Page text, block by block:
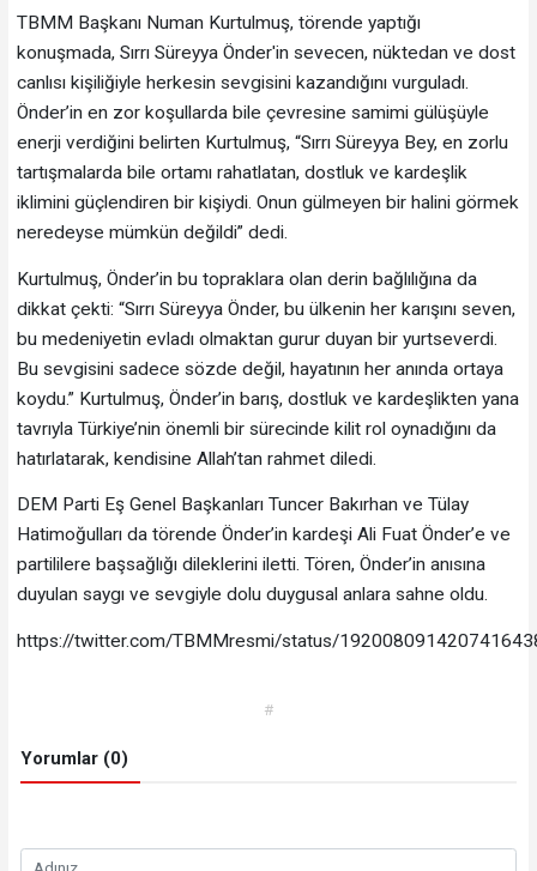
TBMM Başkanı Numan Kurtulmuş, törende yaptığı
konuşmada, Sırrı Süreyya Önder'in sevecen, nüktedan ve dost
canlısı kişiliğiyle herkesin sevgisini kazandığını vurguladı.
Önder’in en zor koşullarda bile çevresine samimi gülüşüyle
enerji verdiğini belirten Kurtulmuş, “Sırrı Süreyya Bey, en zorlu
tartışmalarda bile ortamı rahatlatan, dostluk ve kardeşlik
iklimini güçlendiren bir kişiydi. Onun gülmeyen bir halini görmek
neredeyse mümkün değildi” dedi.
Kurtulmuş, Önder’in bu topraklara olan derin bağlılığına da
dikkat çekti: “Sırrı Süreyya Önder, bu ülkenin her karışını seven,
bu medeniyetin evladı olmaktan gurur duyan bir yurtseverdi.
Bu sevgisini sadece sözde değil, hayatının her anında ortaya
koydu.” Kurtulmuş, Önder’in barış, dostluk ve kardeşlikten yana
tavrıyla Türkiye’nin önemli bir sürecinde kilit rol oynadığını da
hatırlatarak, kendisine Allah’tan rahmet diledi.
DEM Parti Eş Genel Başkanları Tuncer Bakırhan ve Tülay
Hatimoğulları da törende Önder’in kardeşi Ali Fuat Önder’e ve
partililere başsağlığı dileklerini iletti. Tören, Önder’in anısına
duyulan saygı ve sevgiyle dolu duygusal anlara sahne oldu.
https://twitter.com/TBMMresmi/status/
#
Yorumlar (0)